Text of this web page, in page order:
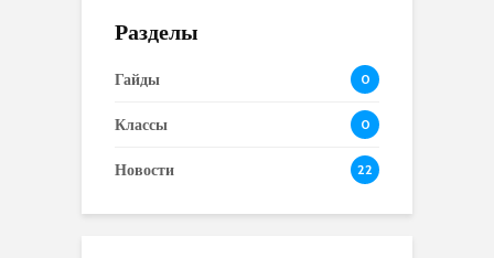
Разделы
Гайды 0
Классы 0
Новости 22